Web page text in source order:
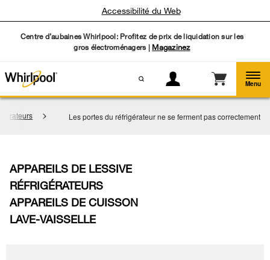
Centre d’aubaines Whirlpool: Profitez de prix de liquidation sur les
gros électroménagers | Magazinez
Accessibilité du Web
Menu
Les portes du réfrigérateur ne se ferment pas correctement
APPAREILS DE LESSIVE
RÉFRIGÉRATEURS
APPAREILS DE CUISSON
LAVE-VAISSELLE